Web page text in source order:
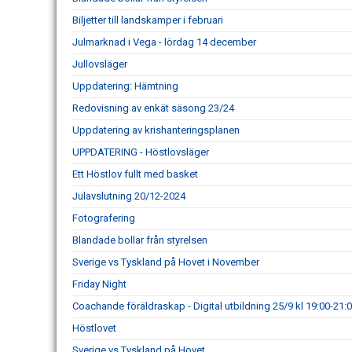
Biljetter till landskamper i februari
Julmarknad i Vega - lördag 14 december
Jullovsläger
Uppdatering: Hämtning
Redovisning av enkät säsong 23/24
Uppdatering av krishanteringsplanen
UPPDATERING - Höstlovsläger
Ett Höstlov fullt med basket
Julavslutning 20/12-2024
Fotografering
Blandade bollar från styrelsen
Sverige vs Tyskland på Hovet i November
Friday Night
Coachande föräldraskap - Digital utbildning 25/9 kl 19:00-
Höstlovet